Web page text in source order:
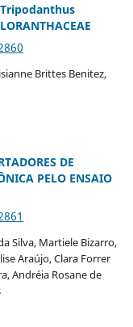
Tripodanthus
Brittes Benitez,
DE
PELO ENSAIO
Silva, Martiele Bizarro,
Araújo, Clara Forrer
Andréia Rosane de